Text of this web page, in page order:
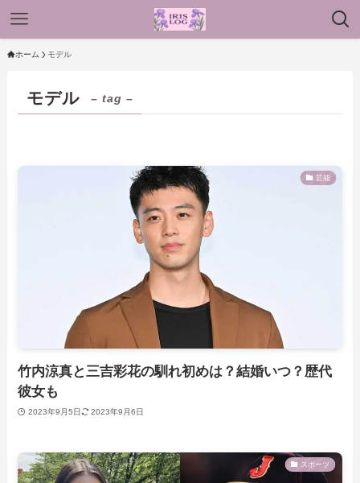
ホーム モデル
モデル – tag –
芸能
竹内涼真と三吉彩花の馴れ初めは？結婚いつ？歴代
彼女も
2023年9月5日 2023年9月6日
スポーツ